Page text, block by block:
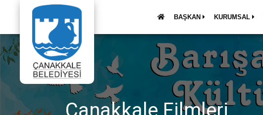
BAŞKAN KURUMSAL
Çanakkale Filmleri